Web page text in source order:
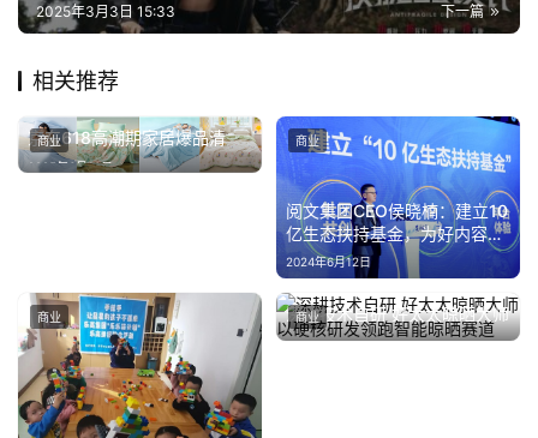
下一篇
2025年3月3日 15:33
相关推荐
京东618高潮期家居爆品清
单：水星大豆夏被185元、富
2025年6月16日
商业
阅文集团CEO侯晓楠：建立10
亿生态扶持基金，为好内容搭
建舞台
2024年6月12日
商业
商业
深耕技术自研 好太太晾晒大师
以硬核研发领跑智能晾晒赛道
2026年6月23日
商业